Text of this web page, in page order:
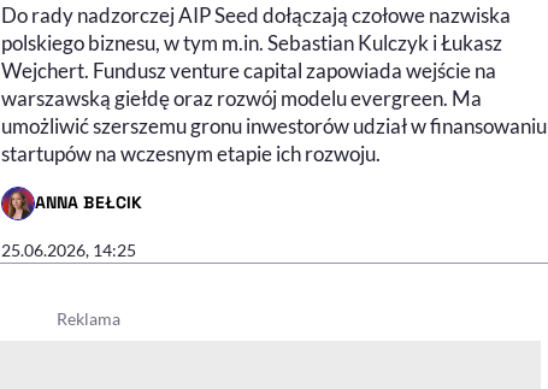
Do rady nadzorczej AIP Seed dołączają czołowe nazwiska
polskiego biznesu, w tym m.in. Sebastian Kulczyk i Łukasz
Wejchert. Fundusz venture capital zapowiada wejście na
warszawską giełdę oraz rozwój modelu evergreen. Ma
umożliwić szerszemu gronu inwestorów udział w finansowaniu
startupów na wczesnym etapie ich rozwoju.
ANNA BEŁCIK
- AUTOR ARTYKUŁU - PROFIL
25.06.2026, 14:25